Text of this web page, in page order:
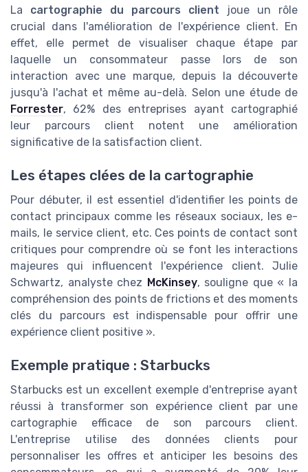
La cartographie du parcours client joue un rôle
crucial dans l'amélioration de l'expérience client. En
effet, elle permet de visualiser chaque étape par
laquelle un consommateur passe lors de son
interaction avec une marque, depuis la découverte
jusqu'à l'achat et même au-delà. Selon une étude de
Forrester, 62% des entreprises ayant cartographié
leur parcours client notent une amélioration
significative de la satisfaction client.
Les étapes clées de la cartographie
Pour débuter, il est essentiel d'identifier les points de
contact principaux comme les réseaux sociaux, les e-
mails, le service client, etc. Ces points de contact sont
critiques pour comprendre où se font les interactions
majeures qui influencent l'expérience client. Julie
Schwartz, analyste chez McKinsey, souligne que « la
compréhension des points de frictions et des moments
clés du parcours est indispensable pour offrir une
expérience client positive ».
Exemple pratique : Starbucks
Starbucks est un excellent exemple d'entreprise ayant
réussi à transformer son expérience client par une
cartographie efficace de son parcours client.
L'entreprise utilise des données clients pour
personnaliser les offres et anticiper les besoins des